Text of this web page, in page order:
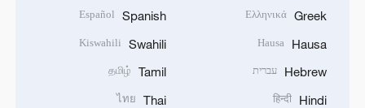
Greek
Ελληνικά
Hausa
Hausa
Hebrew עברית
Hindi
हिन्दी
Spanish
Español
Swahili
Kiswahili
Tamil
தமிழ்
Thai
ไทย